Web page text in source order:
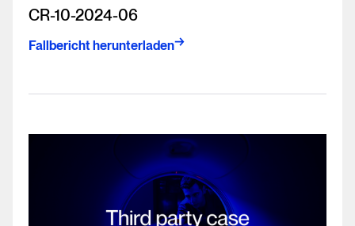
CR-10-2024-06
Fallbericht herunterladen